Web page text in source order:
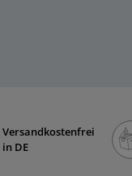
Versandkostenfrei
in DE